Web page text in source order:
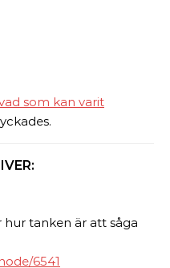
som kan varit
hur tanken är att såga
6541